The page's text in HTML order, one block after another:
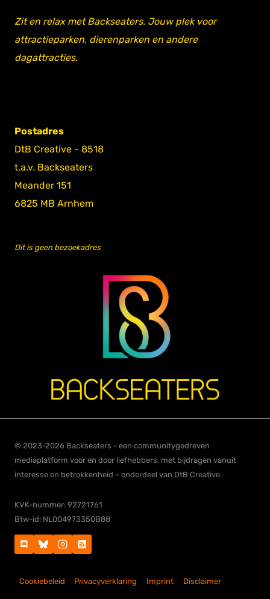
Zit en relax met Backseaters. Jouw plek voor
attractieparken, dierenparken en andere
dagattracties.
Postadres
DtB Creative - 8518
t.a.v. Backseaters
Meander 151
6825 MB Arnhem
Dit is geen bezoekadres
© 2023-2026 Backseaters - een communitygedreven
mediaplatform voor en door liefhebbers, met bijdragen vanuit
interesse en betrokkenheid – onderdeel van DtB Creative.
KVK-nummer: 92721761
Btw-id: NL004973350B88
Cookiebeleid Privacyverklaring Imprint Disclaimer